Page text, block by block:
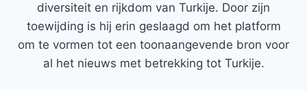
diversiteit en rijkdom van Turkije. Door zijn
toewijding is hij erin geslaagd om het platform
om te vormen tot een toonaangevende bron voor
al het nieuws met betrekking tot Turkije.